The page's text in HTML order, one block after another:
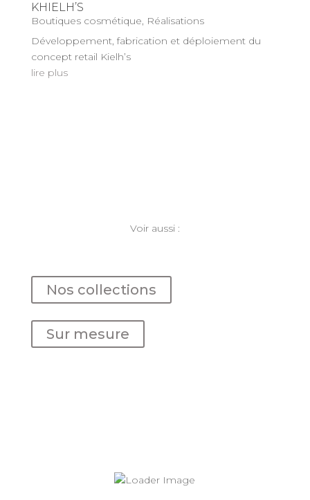
KHIELH’S
Boutiques cosmétique, Réalisations
Développement, fabrication et déploiement du
concept retail Kielh’s
lire plus
Voir aussi :
Nos collections
Sur mesure